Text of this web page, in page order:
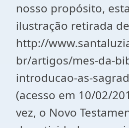
nosso propósito,
ilustração retirada
http://
br/artigos/mes-da-
introducao-as-
(acesso em 10/02/
vez, o Novo